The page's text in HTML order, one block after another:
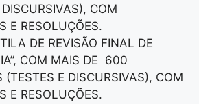
COM
E RESOLUÇÕES.
DE REVISÃO FINAL DE
COM MAIS DE 600
(TESTES E DISCURSIVAS), COM
E RESOLUÇÕES.